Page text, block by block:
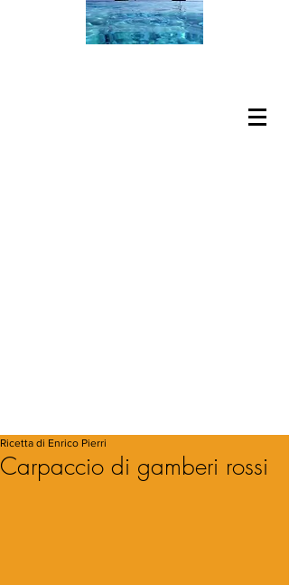
Carpaccio di gamberi rossi
Ricetta di Enrico Pierri